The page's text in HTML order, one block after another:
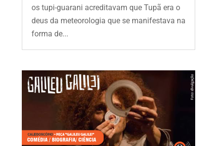
os tupi-guarani acreditavam que Tupã era o
deus da meteorologia que se manifestava na
forma de...